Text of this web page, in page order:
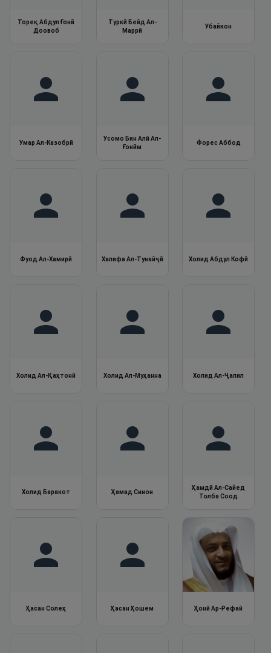
Тореқ Абдул Ғонӣ
Доовоб
Туркӣ Бейд Ал-
Маррӣ
Убайкон
Умар Ал-Казобрӣ
Усомо Бин Алӣ Ал-
Ғонӣм
Форес Аббод
Фуод Ал-Хамирӣ Халифа Ал-Тунайҷӣ Холид Абдул Кофӣ
Холид Ал-Қаҳтонӣ Холид Ал-Муҳанна Холид Ал-Ҷалил
Холид Баракот Ҳамад Синон
Ҳамдӣ Ал-Сайед
Толба Соод
Ҳасан Солеҳ Ҳасан Ҳошем Ҳонӣ Ар-Рефаӣ